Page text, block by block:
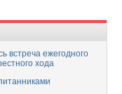
встреча ежегодного
хода